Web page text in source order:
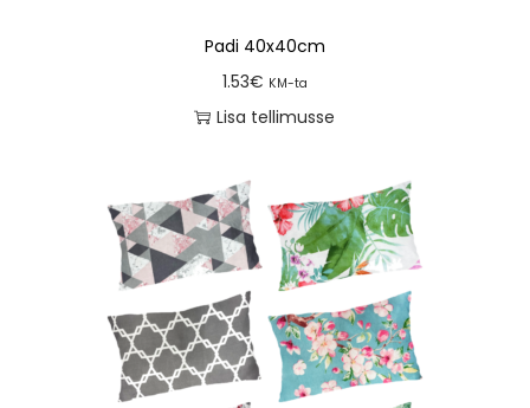
Padi 40x40cm
1.53€ KM-ta
Lisa tellimusse